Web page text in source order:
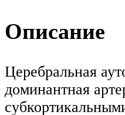
Описание
Церебральная
доминантная